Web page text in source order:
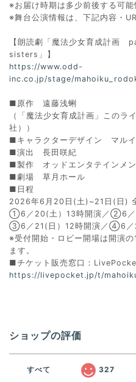
※お届け時期は多少前後する可能
※舞台公演情報は、下記内容・
【朗読劇「魔法少女育成計
sisters」】
https://www.odd-
inc.co.jp/stage/
■原作 遠藤浅蜊
（「魔法少女育成計画」このラ
社））
■キャラクターデザイン マルイ
■演出 長田咲紀
■製作 オッドエンタテインメン
■劇場 草月ホール
■日程
2026年6月20日(土)~21日(日)
①6／20(土）13時開演／②6／
③6／21(日）12時開演／④6／
※受付開始・ロビー開場は開演
ます。
■チケット販売窓口：
https://livepocket.jp/t/
ショップの評価
すべて 327